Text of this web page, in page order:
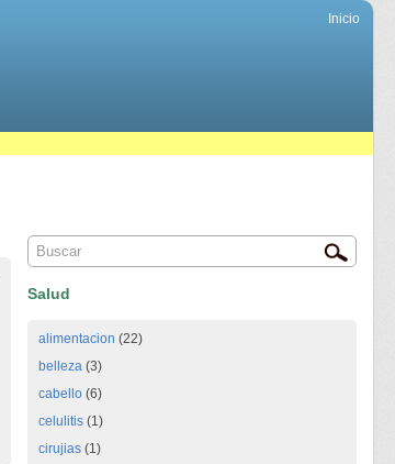
Inicio
Salud
alimentacion (22)
belleza(3)
cabello(6)
celulitis(1)
cirujias(1)